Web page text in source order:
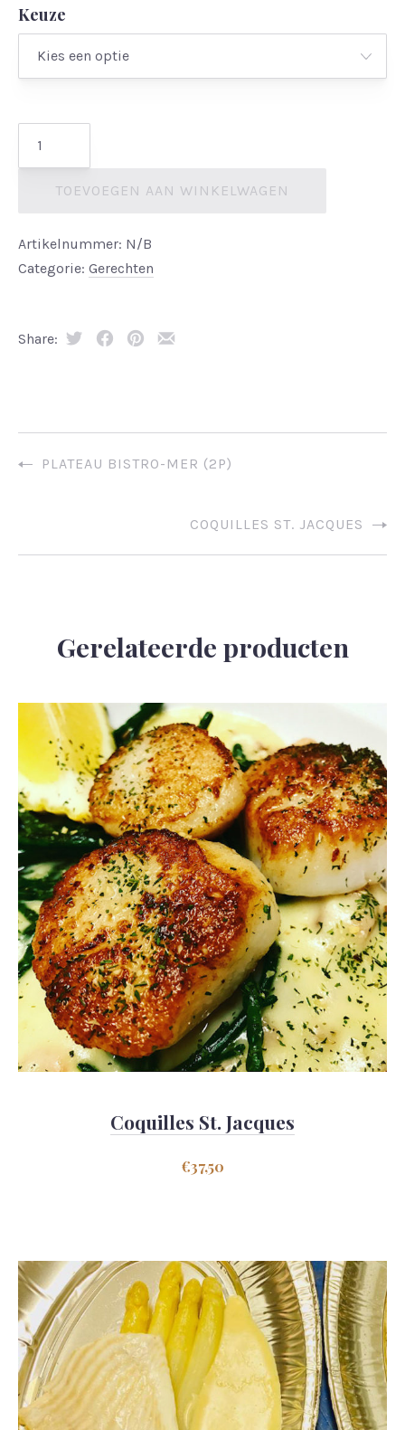
Keuze
Canadese
kreeft
aantalTOEVOEGEN AAN WINKELWAGEN
Artikelnummer: N/B
Categorie: Gerechten
Share:
TweetShareShareShare
PLATEAU BISTRO-MER (2P)
COQUILLES ST. JACQUES
Gerelateerde producten
Coquilles St. Jacques
€37,50